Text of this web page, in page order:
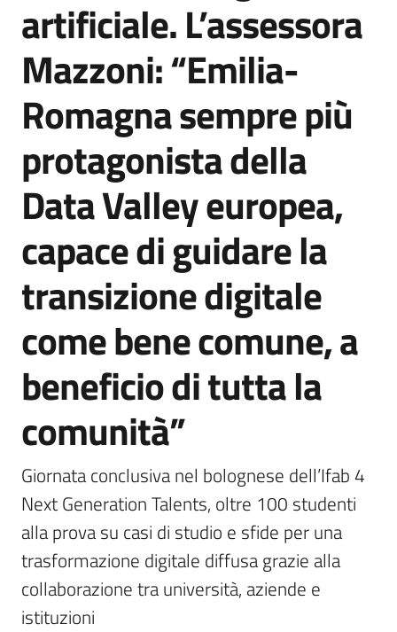
artificiale. L’assessora
Mazzoni: “Emilia-
Romagna sempre più
protagonista della
Data Valley europea,
capace di guidare la
transizione digitale
come bene comune, a
beneficio di tutta la
comunità”
Giornata conclusiva nel bolognese dell’Ifab 4
Next Generation Talents, oltre 100 studenti
alla prova su casi di studio e sfide per una
trasformazione digitale diffusa grazie alla
collaborazione tra università, aziende e
istituzioni